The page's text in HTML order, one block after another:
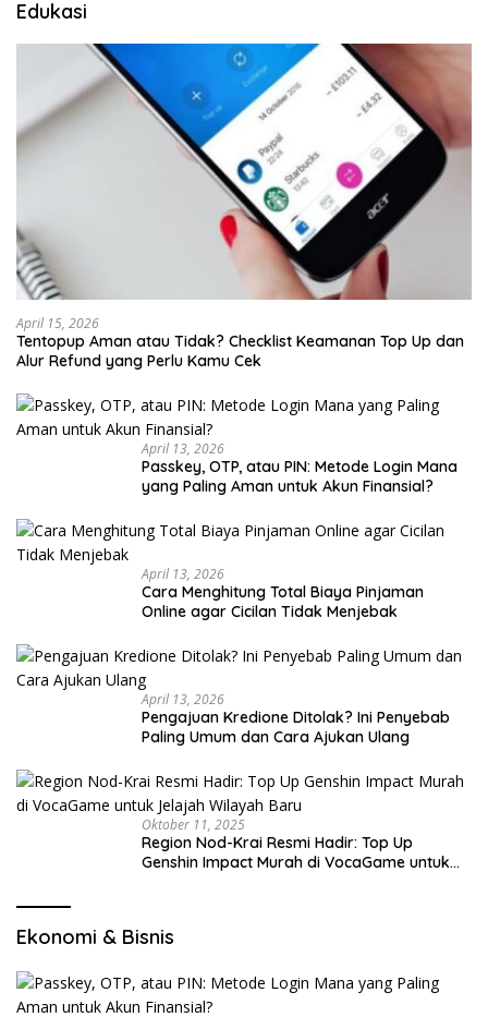
Edukasi
April 15, 2026
Tentopup Aman atau Tidak? Checklist Keamanan Top Up dan
Alur Refund yang Perlu Kamu Cek
April 13, 2026
Passkey, OTP, atau PIN: Metode Login Mana
yang Paling Aman untuk Akun Finansial?
April 13, 2026
Cara Menghitung Total Biaya Pinjaman
Online agar Cicilan Tidak Menjebak
April 13, 2026
Pengajuan Kredione Ditolak? Ini Penyebab
Paling Umum dan Cara Ajukan Ulang
Oktober 11, 2025
Region Nod-Krai Resmi Hadir: Top Up
Genshin Impact Murah di VocaGame untuk
Ekonomi & Bisnis